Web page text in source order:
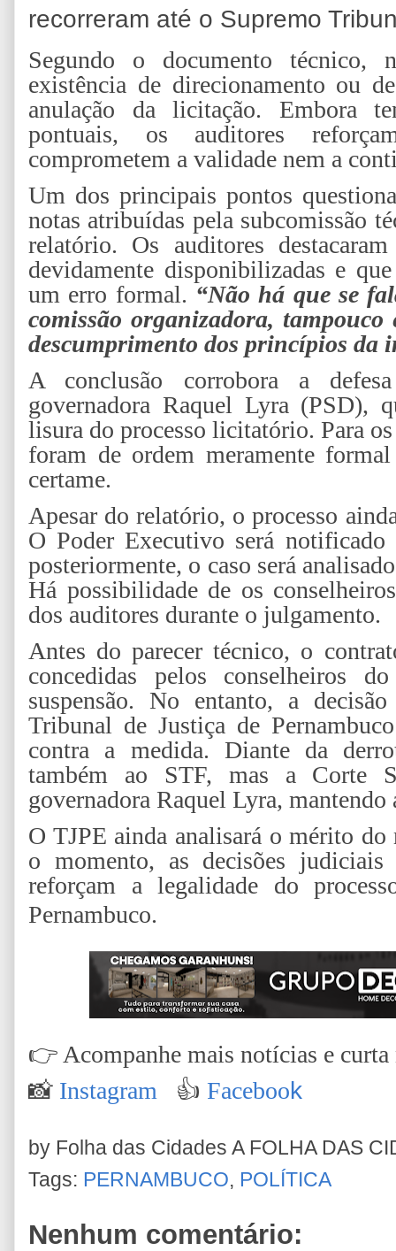
recorreram até o Supremo
Segundo o documento técnico,
existência de direcionamento ou
anulação da licitação. Embora
pontuais, os auditores
comprometem a validade nem a
Um dos principais pontos
notas atribuídas pela subcomissão
relatório. Os auditores
devidamente disponibilizadas e
um erro formal. “Não há que se
comissão organizadora,
descumprimento dos princípios da
A conclusão corrobora a
governadora Raquel Lyra (PSD),
lisura do processo licitatório. Para
foram de ordem meramente
certame.
Apesar do relatório, o processo
O Poder Executivo será notificado
posteriormente, o caso será
Há possibilidade de os
dos auditores durante o julgamento.
Antes do parecer técnico, o
concedidas pelos conselheiros
suspensão. No entanto, a
Tribunal de Justiça de
contra a medida. Diante da
também ao STF, mas a Corte
governadora Raquel Lyra, mantendo
O TJPE ainda analisará o mérito do
o momento, as decisões
reforçam a legalidade do
Pernambuco.
👉 Acompanhe mais notícias e curta
📸 Instagram 👍 Facebook
by Folha das Cidades A FOLHA DAS
Tags: PERNAMBUCO, POLÍTICA
Nenhum comentário: